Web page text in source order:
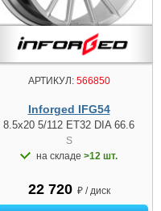
АРТИКУЛ:566850
Inforged IFG54
8.5x20 5/112 ET32 DIA 66.6
S
на складе >12 шт.
22 720 ₽ / диск